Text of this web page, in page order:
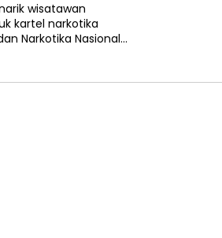
wisatawan
kartel narkotika
Narkotika Nasional…